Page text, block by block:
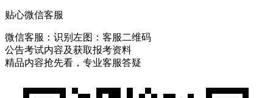
贴心微信客服
微信客服： 识别左图：客服二维码
公告考试内容及获取报考资料
精品内容抢先看，专业客服答疑